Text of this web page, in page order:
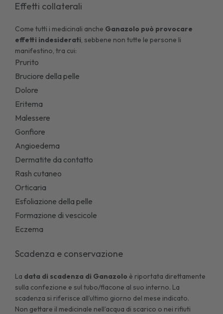
Effetti collaterali
Come tutti i medicinali anche Ganazolo può provocare
effetti indesiderati, sebbene non tutte le persone li
manifestino, tra cui:
Prurito
Bruciore della pelle
Dolore
Eritema
Malessere
Gonfiore
Angioedema
Dermatite da contatto
Rash cutaneo
Orticaria
Esfoliazione della pelle
Formazione di vescicole
Eczema
Scadenza e conservazione
La data di scadenza di Ganazolo è riportata direttamente
sulla confezione e sul tubo/flacone al suo interno. La
scadenza si riferisce all’ultimo giorno del mese indicato.
Non gettare il medicinale nell’acqua di scarico o nei rifiuti